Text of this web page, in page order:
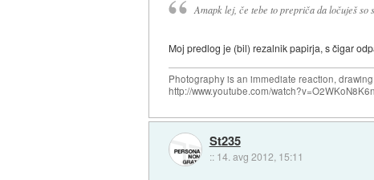
Amapk lej, če tebe to prepriča da ločuješ so
Moj predlog je (bil) rezalnik papirja, s čigar
Photography is an immediate reaction,
http://www.youtube.com/
St235
:: 14. avg 2012, 15:11